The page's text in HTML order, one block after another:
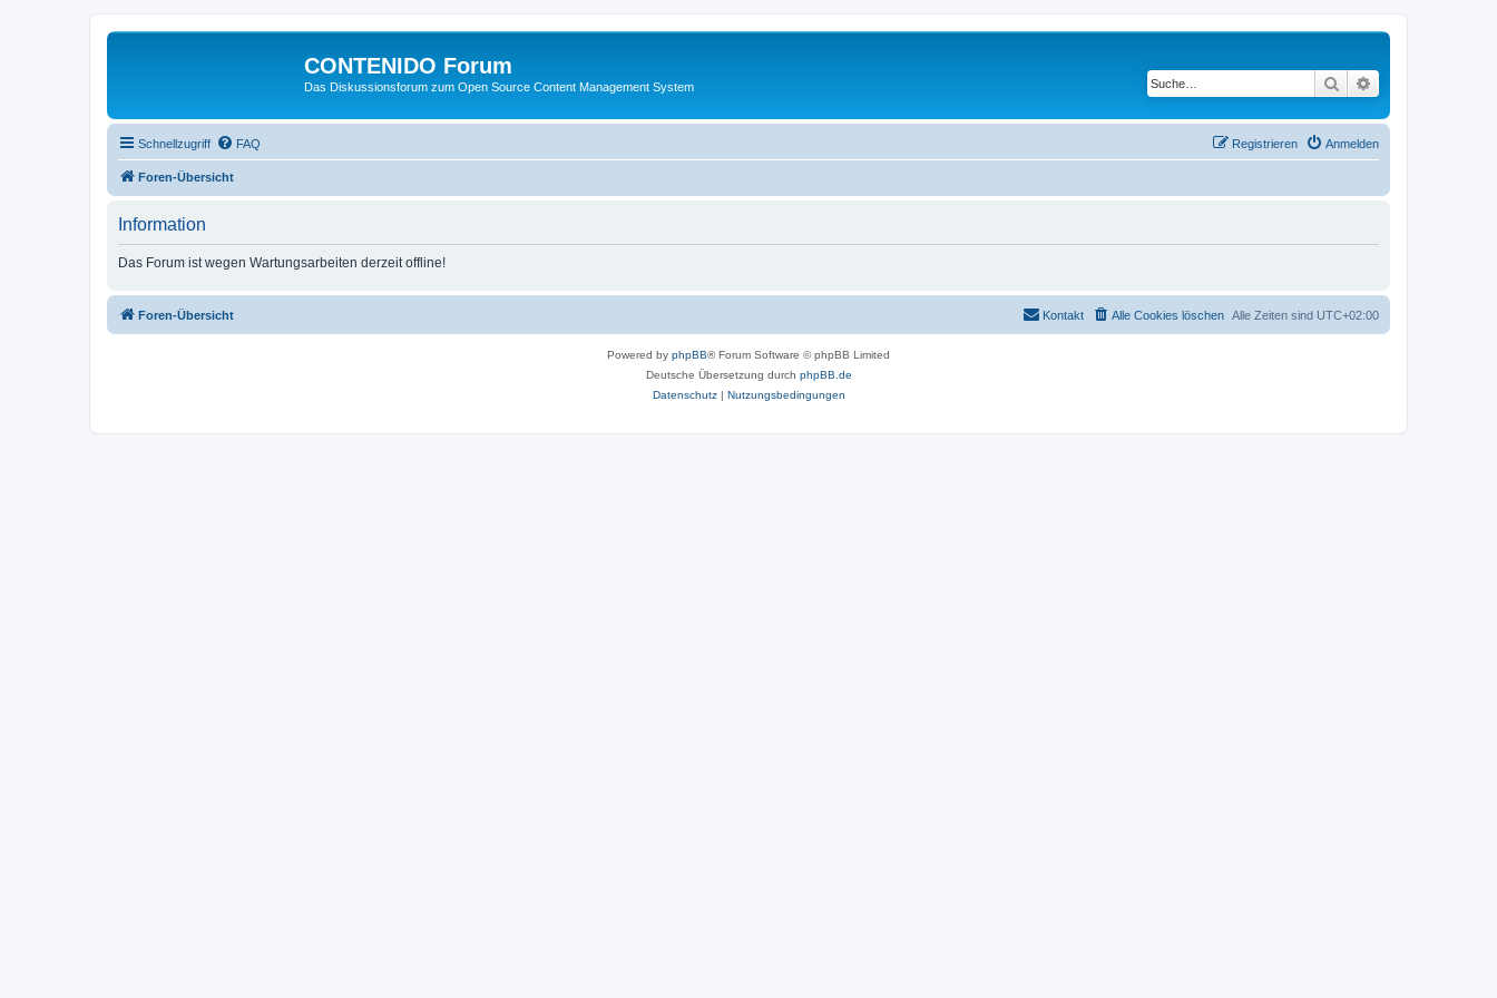
CONTENIDO Forum
Das Diskussionsforum zum Open Source Content Management System Suche
Schnellzugriff FAQ Anmelden
Registrieren
Foren-Übersicht
Information
Das Forum ist wegen Wartungsarbeiten derzeit offline!
Foren-Übersicht Alle Zeiten sind UTC+02:00
Alle Cookies löschen
Kontakt
Powered by phpBB® Forum Software © phpBB Limited
Deutsche Übersetzung durch phpBB.de
Datenschutz| Nutzungsbedingungen